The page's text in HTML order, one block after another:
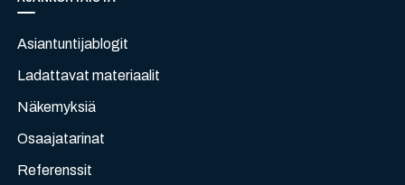
Asiantuntijablogit
Ladattavat materiaalit
Näkemyksiä
Osaajatarinat
Referenssit